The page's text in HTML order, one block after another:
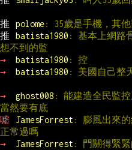
推 polome: 35歲是手機，其
推
batista1980 : 基本上網路
想不到的監
→
batista1980 : 控
→
batista1980 : 美國自己整
→ ghost008 : 能建造全民監
當然要有底
噓
JamesForrest: 膨風出來的
正常過嗎
→
JamesForrest: 門關得緊緊